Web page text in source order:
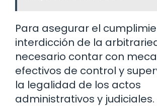
Para asegurar el
interdicción de la
necesario contar con
efectivos de control y
la legalidad de los actos
administrativos y judiciales.